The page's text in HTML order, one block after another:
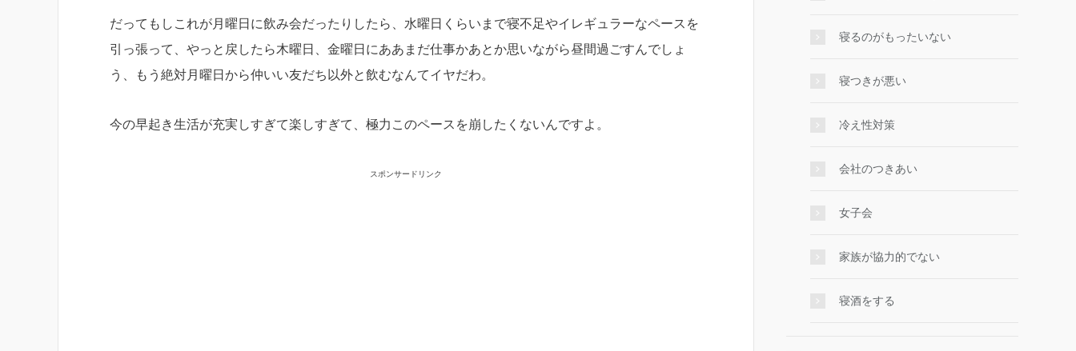
だってもしこれが月曜日に飲み会だったりしたら、水曜日くらいまで寝不足やイレギュラーなペースを
引っ張って、やっと戻したら木曜日、金曜日にああまだ仕事かあとか思いながら昼間過ごすんでしょ
う、もう絶対月曜日から仲いい友だち以外と飲むなんてイヤだわ。
今の早起き生活が充実しすぎて楽しすぎて、極力このペースを崩したくないんですよ。
スポンサードリンク
寝るのがもったいない
寝つきが悪い
冷え性対策
会社のつきあい
女子会
家族が協力的でない
寝酒をする